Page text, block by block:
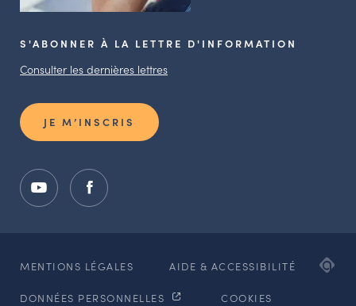
S'ABONNER À LA LETTRE D'INFORMATION
Consulter les dernières lettres
JE M’INSCRIS
MENTIONS LÉGALES AIDE & ACCESSIBILITÉ
DONNÉES PERSONNELLES COOKIES